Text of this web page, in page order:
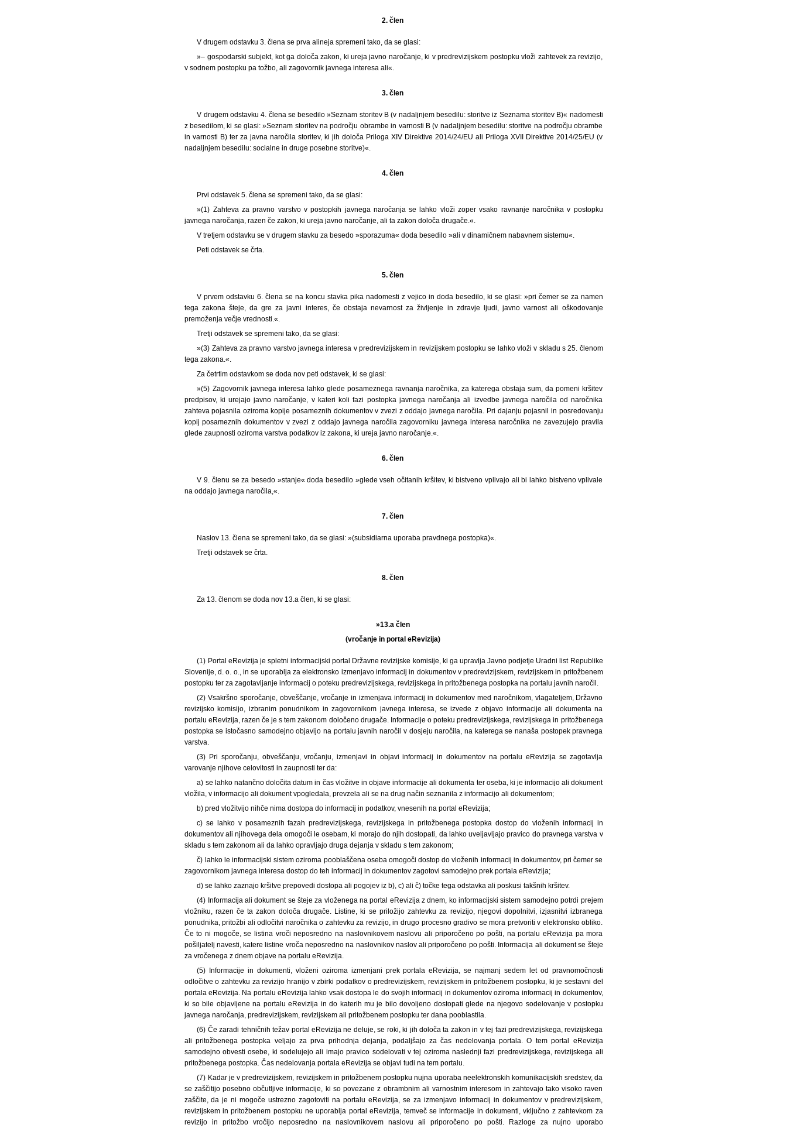
2. člen
V drugem odstavku 3. člena se prva alineja spremeni tako, da se glasi:
»– gospodarski subjekt, kot ga določa zakon, ki ureja javno naročanje, ki v predrevizijskem postopku vloži zahtevek za revizijo,
v sodnem postopku pa tožbo, ali zagovornik javnega interesa ali«.
3. člen
V drugem odstavku 4. člena se besedilo »Seznam storitev B (v nadaljnjem besedilu: storitve iz Seznama storitev B)« nadomesti
z besedilom, ki se glasi: »Seznam storitev na področju obrambe in varnosti B (v nadaljnjem besedilu: storitve na področju obrambe
in varnosti B) ter za javna naročila storitev, ki jih določa Priloga XIV Direktive 2014/24/EU ali Priloga XVII Direktive 2014/25/EU (v
nadaljnjem besedilu: socialne in druge posebne storitve)«.
4. člen
Prvi odstavek 5. člena se spremeni tako, da se glasi:
»(1) Zahteva za pravno varstvo v postopkih javnega naročanja se lahko vloži zoper vsako ravnanje naročnika v postopku
javnega naročanja, razen če zakon, ki ureja javno naročanje, ali ta zakon določa drugače.«.
V tretjem odstavku se v drugem stavku za besedo »sporazuma« doda besedilo »ali v dinamičnem nabavnem sistemu«.
Peti odstavek se črta.
5. člen
V prvem odstavku 6. člena se na koncu stavka pika nadomesti z vejico in doda besedilo, ki se glasi: »pri čemer se za namen
tega zakona šteje, da gre za javni interes, če obstaja nevarnost za življenje in zdravje ljudi, javno varnost ali oškodovanje
premoženja večje vrednosti.«.
Tretji odstavek se spremeni tako, da se glasi:
»(3) Zahteva za pravno varstvo javnega interesa v predrevizijskem in revizijskem postopku se lahko vloži v skladu s 25. členom
tega zakona.«.
Za četrtim odstavkom se doda nov peti odstavek, ki se glasi:
»(5) Zagovornik javnega interesa lahko glede posameznega ravnanja naročnika, za katerega obstaja sum, da pomeni kršitev
predpisov, ki urejajo javno naročanje, v kateri koli fazi postopka javnega naročanja ali izvedbe javnega naročila od naročnika
zahteva pojasnila oziroma kopije posameznih dokumentov v zvezi z oddajo javnega naročila. Pri dajanju pojasnil in posredovanju
kopij posameznih dokumentov v zvezi z oddajo javnega naročila zagovorniku javnega interesa naročnika ne zavezujejo pravila
glede zaupnosti oziroma varstva podatkov iz zakona, ki ureja javno naročanje.«.
6. člen
V 9. členu se za besedo »stanje« doda besedilo »glede vseh očitanih kršitev, ki bistveno vplivajo ali bi lahko bistveno vplivale
na oddajo javnega naročila,«.
7. člen
Naslov 13. člena se spremeni tako, da se glasi: »(subsidiarna uporaba pravdnega postopka)«.
Tretji odstavek se črta.
8. člen
Za 13. členom se doda nov 13.a člen, ki se glasi:
»13.a člen
(vročanje in portal eRevizija)
(1) Portal eRevizija je spletni informacijski portal Državne revizijske komisije, ki ga upravlja Javno podjetje Uradni list Republike
Slovenije, d. o. o., in se uporablja za elektronsko izmenjavo informacij in dokumentov v predrevizijskem, revizijskem in pritožbenem
postopku ter za zagotavljanje informacij o poteku predrevizijskega, revizijskega in pritožbenega postopka na portalu javnih naročil.
(2) Vsakršno sporočanje, obveščanje, vročanje in izmenjava informacij in dokumentov med naročnikom, vlagateljem, Državno
revizijsko komisijo, izbranim ponudnikom in zagovornikom javnega interesa, se izvede z objavo informacije ali dokumenta na
portalu eRevizija, razen če je s tem zakonom določeno drugače. Informacije o poteku predrevizijskega, revizijskega in pritožbenega
postopka se istočasno samodejno objavijo na portalu javnih naročil v dosjeju naročila, na katerega se nanaša postopek pravnega
varstva.
(3) Pri sporočanju, obveščanju, vročanju, izmenjavi in objavi informacij in dokumentov na portalu eRevizija se zagotavlja
varovanje njihove celovitosti in zaupnosti ter da:
a) se lahko natančno določita datum in čas vložitve in objave informacije ali dokumenta ter oseba, ki je informacijo ali dokument
vložila, v informacijo ali dokument vpogledala, prevzela ali se na drug način seznanila z informacijo ali dokumentom;
b) pred vložitvijo nihče nima dostopa do informacij in podatkov, vnesenih na portal eRevizija;
c) se lahko v posameznih fazah predrevizijskega, revizijskega in pritožbenega postopka dostop do vloženih informacij in
dokumentov ali njihovega dela omogoči le osebam, ki morajo do njih dostopati, da lahko uveljavljajo pravico do pravnega varstva v
skladu s tem zakonom ali da lahko opravljajo druga dejanja v skladu s tem zakonom;
č) lahko le informacijski sistem oziroma pooblaščena oseba omogoči dostop do vloženih informacij in dokumentov, pri čemer se
zagovornikom javnega interesa dostop do teh informacij in dokumentov zagotovi samodejno prek portala eRevizija;
d) se lahko zaznajo kršitve prepovedi dostopa ali pogojev iz b), c) ali č) točke tega odstavka ali poskusi takšnih kršitev.
(4) Informacija ali dokument se šteje za vloženega na portal eRevizija z dnem, ko informacijski sistem samodejno potrdi prejem
vložniku, razen če ta zakon določa drugače. Listine, ki se priložijo zahtevku za revizijo, njegovi dopolnitvi, izjasnitvi izbranega
ponudnika, pritožbi ali odločitvi naročnika o zahtevku za revizijo, in drugo procesno gradivo se mora pretvoriti v elektronsko obliko.
Če to ni mogoče, se listina vroči neposredno na naslovnikovem naslovu ali priporočeno po pošti, na portalu eRevizija pa mora
pošiljatelj navesti, katere listine vroča neposredno na naslovnikov naslov ali priporočeno po pošti. Informacija ali dokument se šteje
za vročenega z dnem objave na portalu eRevizija.
(5) Informacije in dokumenti, vloženi oziroma izmenjani prek portala eRevizija, se najmanj sedem let od pravnomočnosti
odločitve o zahtevku za revizijo hranijo v zbirki podatkov o predrevizijskem, revizijskem in pritožbenem postopku, ki je sestavni del
portala eRevizija. Na portalu eRevizija lahko vsak dostopa le do svojih informacij in dokumentov oziroma informacij in dokumentov,
ki so bile objavljene na portalu eRevizija in do katerih mu je bilo dovoljeno dostopati glede na njegovo sodelovanje v postopku
javnega naročanja, predrevizijskem, revizijskem ali pritožbenem postopku ter dana pooblastila.
(6) Če zaradi tehničnih težav portal eRevizija ne deluje, se roki, ki jih določa ta zakon in v tej fazi predrevizijskega, revizijskega
ali pritožbenega postopka veljajo za prva prihodnja dejanja, podaljšajo za čas nedelovanja portala. O tem portal eRevizija
samodejno obvesti osebe, ki sodelujejo ali imajo pravico sodelovati v tej oziroma naslednji fazi predrevizijskega, revizijskega ali
pritožbenega postopka. Čas nedelovanja portala eRevizija se objavi tudi na tem portalu.
(7) Kadar je v predrevizijskem, revizijskem in pritožbenem postopku nujna uporaba neelektronskih komunikacijskih sredstev, da
se zaščitijo posebno občutljive informacije, ki so povezane z obrambnim ali varnostnim interesom in zahtevajo tako visoko raven
zaščite, da je ni mogoče ustrezno zagotoviti na portalu eRevizija, se za izmenjavo informacij in dokumentov v predrevizijskem,
revizijskem in pritožbenem postopku ne uporablja portal eRevizija, temveč se informacije in dokumenti, vključno z zahtevkom za
revizijo in pritožbo vročijo neposredno na naslovnikovem naslovu ali priporočeno po pošti. Razloge za nujno uporabo